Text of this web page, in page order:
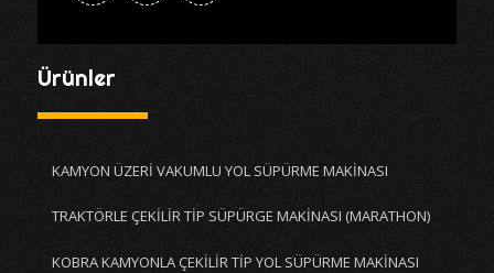
Ürünler
KAMYON ÜZERİ VAKUMLU YOL SÜPÜRME MAKİNASI
TRAKTÖRLE ÇEKİLİR TİP SÜPÜRGE MAKİNASI (MARATHON)
KOBRA KAMYONLA ÇEKİLİR TİP YOL SÜPÜRME MAKİNASI